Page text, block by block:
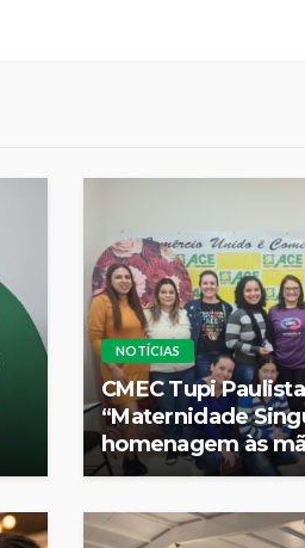
NOTÍCIAS
CMEC Tupi
“Maternidade
homenagem às